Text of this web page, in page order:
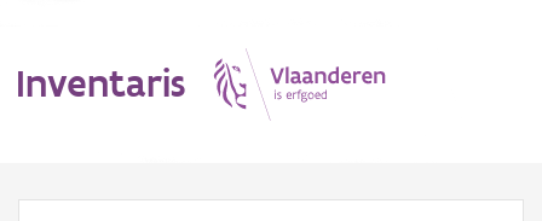
Inventaris